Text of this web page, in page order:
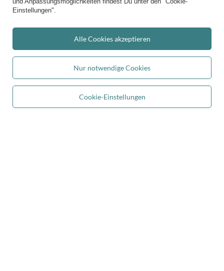
Sichere Zahlungen
Einstellungen".
Nur notwendige Cookies
Cookie-Einstellungen
Alle Cookies akzeptieren